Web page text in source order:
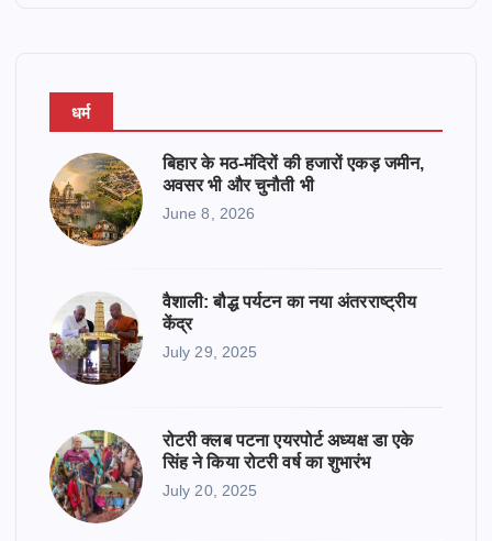
धर्म
बिहार के मठ-मंदिरों की हजारों एकड़ जमीन,
अवसर भी और चुनौती भी
June 8, 2026
वैशाली: बौद्ध पर्यटन का नया अंतरराष्ट्रीय
केंद्र
July 29, 2025
रोटरी क्लब पटना एयरपोर्ट अध्यक्ष डा एके
सिंह ने किया रोटरी वर्ष का शुभारंभ
July 20, 2025